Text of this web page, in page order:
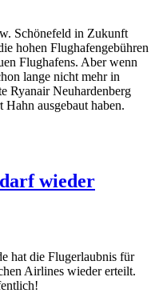
Schönefeld in Zukunft
hohen Flughafengebühren
Flughafens. Aber wenn
lange nicht mehr in
Ryanair Neuhardenberg
ausgebaut haben.
wieder
hat die Flugerlaubnis für
Airlines wieder erteilt.